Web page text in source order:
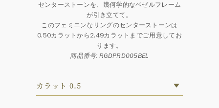
センターストーンを、幾何学的なベゼルフレーム
が引き立てて。
このフェミニンなリングのセンターストーンは
0.50カラットから2.49カラットまでご用意してお
ります。
商品番号: RGDPRD005BEL
カラット 0.5